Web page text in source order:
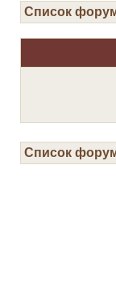
Список
Список